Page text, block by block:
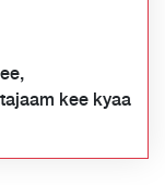
kee kyaa